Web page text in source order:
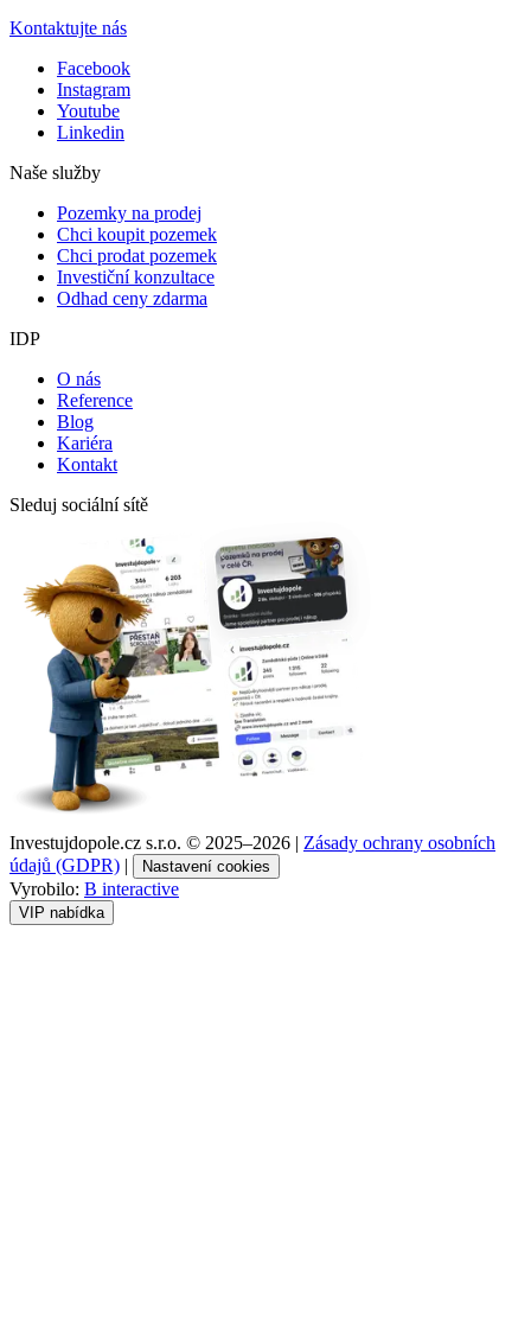
Kontaktujte nás
Facebook
Instagram
Youtube
Linkedin
Naše služby
Pozemky na prodej
Chci koupit pozemek
Chci prodat pozemek
Investiční konzultace
Odhad ceny zdarma
IDP
O nás
Reference
Blog
Kariéra
Kontakt
Sleduj sociální sítě
Investujdopole.cz s.r.o. © 2025–2026 | Zásady ochrany osobních
údajů (GDPR) | Nastavení cookies
Vyrobilo: B interactive
VIP nabídka